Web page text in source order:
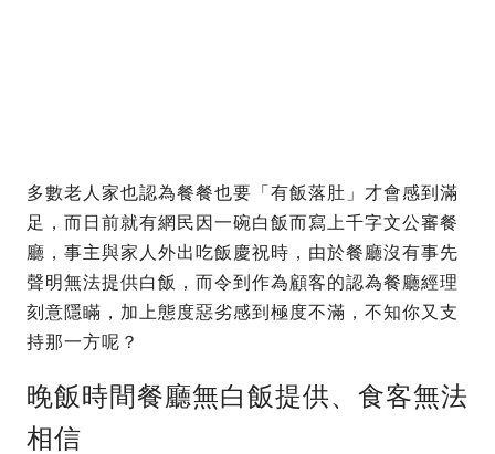
多數老人家也認為餐餐也要「有飯落肚」才會感到滿
足，而日前就有網民因一碗白飯而寫上千字文公審餐
廳，事主與家人外出吃飯慶祝時，由於餐廳沒有事先
聲明無法提供白飯，而令到作為顧客的認為餐廳經理
刻意隱瞞，加上態度惡劣感到極度不滿，不知你又支
持那一方呢？
晚飯時間餐廳無白飯提供、食客無法
相信